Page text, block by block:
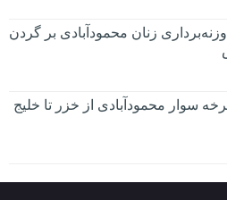
زنان محمودآبادی بر گردن
سوار محمودآبادی از خزر تا خلیج